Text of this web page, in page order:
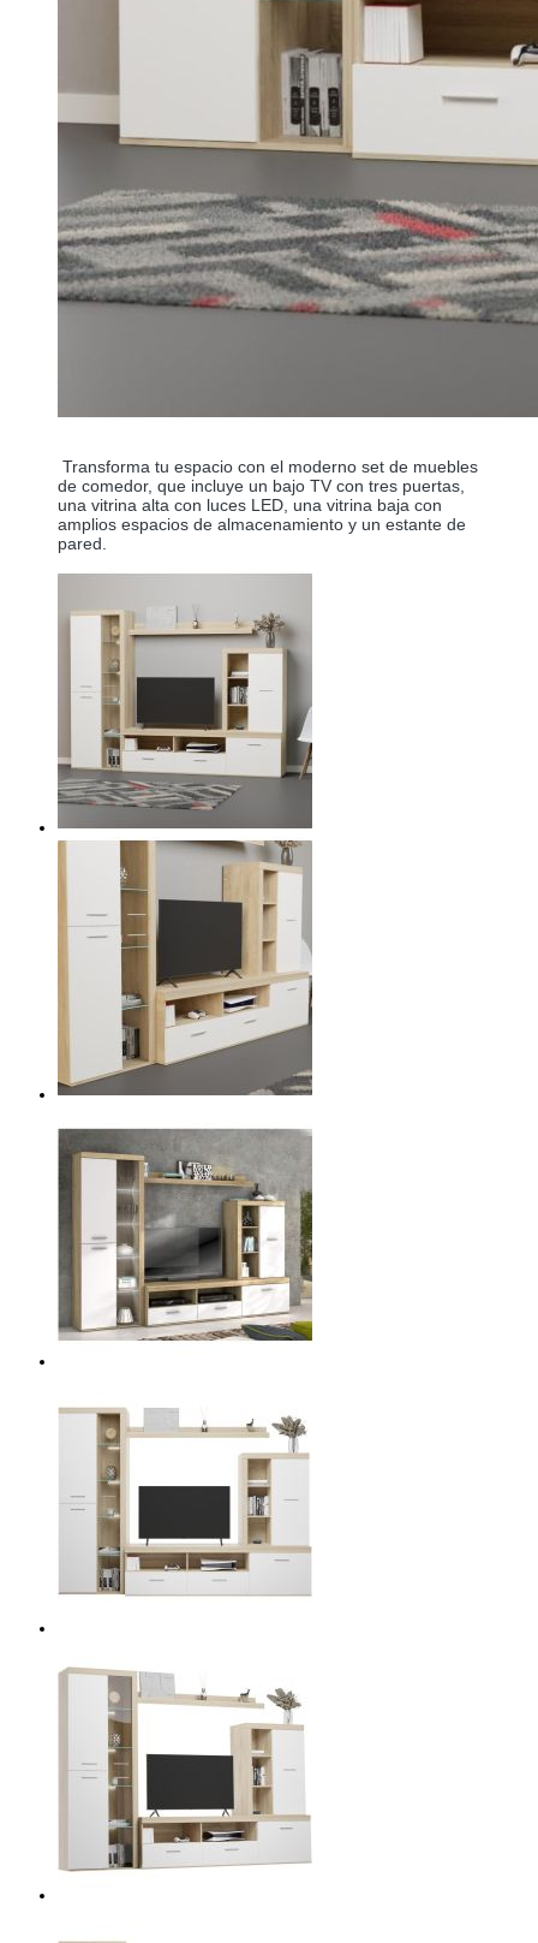
de comedor, que incluye un bajo TV con tres puertas,
una vitrina alta con luces LED, una vitrina baja con
amplios espacios de almacenamiento y un estante de
pared.